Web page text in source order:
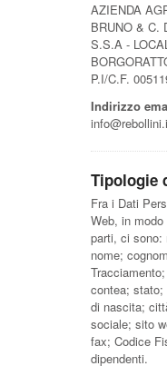
AZIENDA
BRUNO & C.
S.S.A -
P.I/C.F.
Indirizzo
Tipologie
Fra i Dati
Web, in
parti, ci sono:
nome;
contea;
di nascita;
sociale; sito
fax; Codice
dipendenti.